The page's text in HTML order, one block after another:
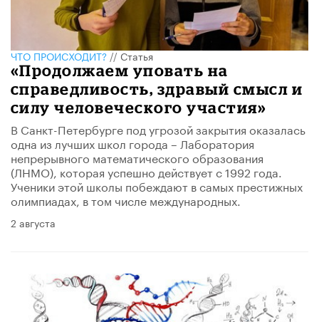
ЧТО ПРОИСХОДИТ?//Статья
«Продолжаем уповать на
справедливость, здравый смысл и
силу человеческого участия»
В Санкт-Петербурге под угрозой закрытия оказалась
одна из лучших школ города – Лаборатория
непрерывного математического образования
(ЛНМО), которая успешно действует с 1992 года.
Ученики этой школы побеждают в самых престижных
олимпиадах, в том числе международных.
2 августа